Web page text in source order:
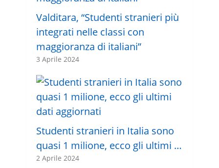
Valditara, “Studenti stranieri più
integrati nelle classi con
maggioranza di italiani”
3 Aprile 2024
Studenti stranieri in Italia sono
quasi 1 milione, ecco gli ultimi …
2 Aprile 2024